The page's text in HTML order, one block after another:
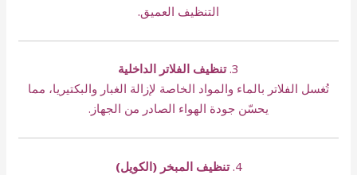
التنظيف العميق.
3. تنظيف الفلاتر الداخلية
تُغسل الفلاتر بالماء والمواد الخاصة لإزالة الغبار والبكتيريا، مما
يحسّن جودة الهواء الصادر من الجهاز.
4. تنظيف المبخر (الكويل)